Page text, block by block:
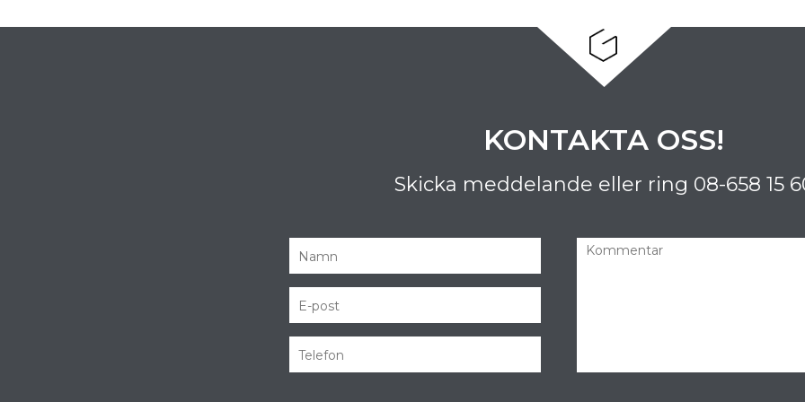
KONTAKTA OSS!
Skicka meddelande eller ring 08-658 15